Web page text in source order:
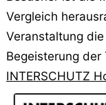
Vergleich
Veranstaltung
Begeisterung der
INTERSCHUTZ